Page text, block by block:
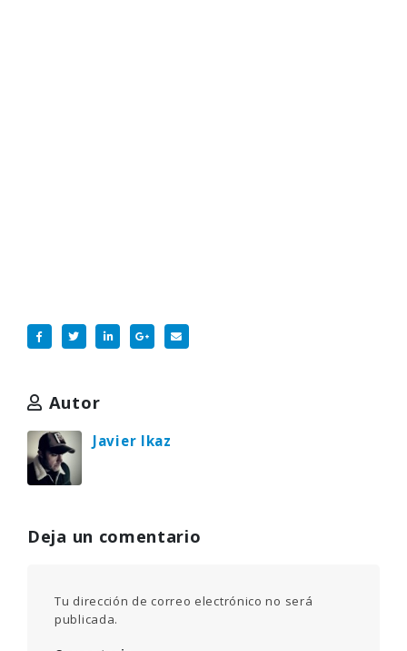
Autor
Javier Ikaz
Deja un comentario
Tu dirección de correo electrónico no será
publicada.